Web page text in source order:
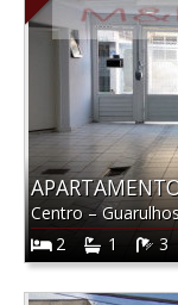
Centro –
2
1 3